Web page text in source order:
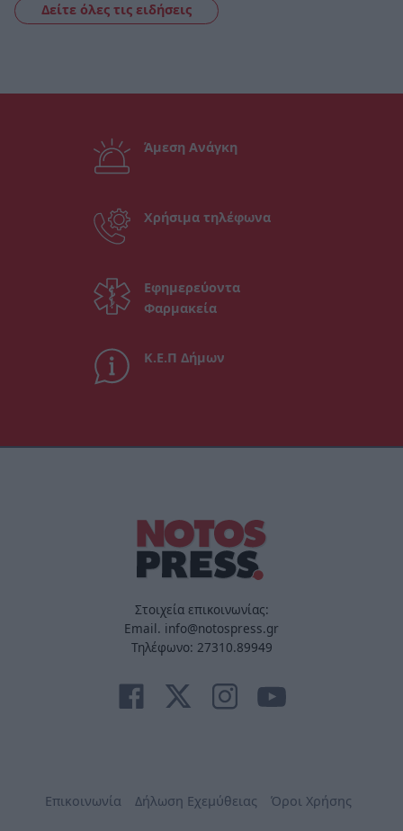
Δείτε όλες τις ειδήσεις
Άμεση Ανάγκη
Χρήσιμα τηλέφωνα
Εφημερεύοντα
Φαρμακεία
Κ.Ε.Π Δήμων
Στοιχεία επικοινωνίας:
Email. info@notospress.gr
Τηλέφωνο: 27310.89949
Επικοινωνία Δήλωση Εχεμύθειας Όροι Χρήσης